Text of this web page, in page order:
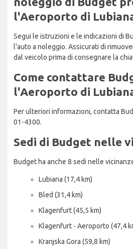
l'Aeroporto di
Segui le istruzioni e le indicazioni di
l'auto a noleggio. Assicurati di
dal veicolo prima di consegnare la
Come contattare
l'Aeroporto di
Per ulteriori informazioni, contatta
01-4300.
Sedi di Budget nelle
Budget ha anche 8 sedi nelle
Lubiana (17,4 km)
Bled (31,4 km)
Klagenfurt (45,5 km)
Klagenfurt - Aeroporto (47,4
Kranjska Gora (59,8 km)